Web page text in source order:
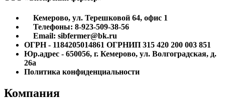
Кемерово, ул. Терешковой 64, офис 1
Телефоны: 8-923-509-38-56
Email: sibfermer@bk.ru
ОГРН - 1184205014861 ОГРНИП 315 420 200 003 851
Юр.адрес - 650056, г. Кемерово, ул. Волгоградская, д.
26а
Политика конфиденциальности
Компания